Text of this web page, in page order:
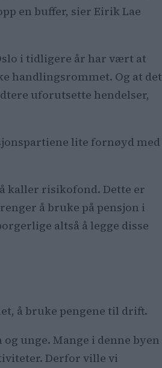
en buffer, sier Eirik Lae
i tidligere år har vært at
handlingsrommet. Og at det
uforutsette hendelser,
lite fornøyd med
kaller risikofond. Dette er
å bruke på pensjon i
altså å legge disse
å bruke pengene til drift.
unge. Mange i denne byen
Derfor ville vi